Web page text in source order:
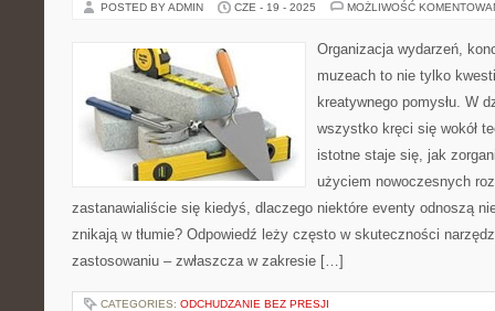
POSTED BY ADMIN CZE - 19 - 2025 MOŻLIWOŚĆ
Organizacja wydarzeń,
muzeach to nie tylko
kreatywnego pomysłu. W
wszystko kręci się wokół
istotne staje się, jak
użyciem nowoczesnych
zastanawialiście się kiedyś, dlaczego niektóre eventy odnoszą
znikają w tłumie? Odpowiedź leży często w skuteczności
zastosowaniu – zwłaszcza w zakresie […]
CATEGORIES: ODCHUDZANIE BEZ PRESJI